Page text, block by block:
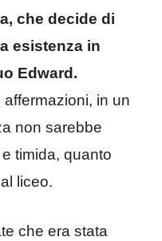
che decide di
esistenza in
Edward.
in un
non sarebbe
timida, quanto
liceo.
che era stata